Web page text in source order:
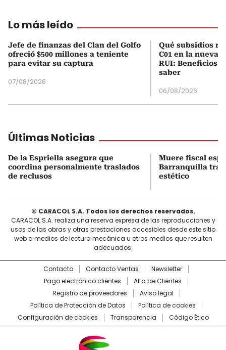
Lo más leído
Jefe de finanzas del Clan del Golfo
ofreció $500 millones a teniente
para evitar su captura
07/08/2026
Qué subsidios
C01 en la nueva
RUI: Beneficios
saber
06/08/2026
Últimas Noticias
De la Espriella asegura que
coordina personalmente traslados
de reclusos
Muere fiscal
Barranquilla
estético
© CARACOL S.A. Todos los derechos reservados.
CARACOL S.A. realiza una reserva expresa de las reproducciones y
usos de las obras y otras prestaciones accesibles desde este sitio
web a medios de lectura mecánica u otros medios que resulten
adecuados.
Contacto Contacto Ventas
Newsletter
Pago electrónico clientes
Alta de Clientes
Registro de proveedores
Aviso legal
Política de Protección de Datos
Política de cookies
Configuración de cookies
Transparencia Código Ético